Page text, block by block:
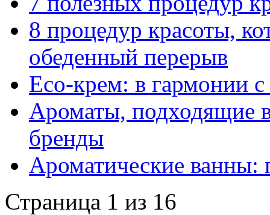
8 процедур красоты,
обеденный перерыв
Eco-крем: в гармонии
Ароматы, подходящие
бренды
Ароматические ванны:
Страница 1 из 16